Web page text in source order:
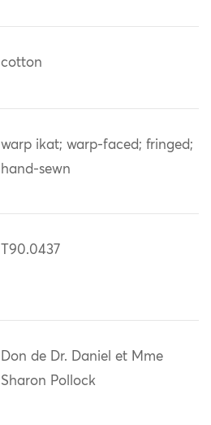
cotton
warp ikat; warp-faced; fringed;
hand-sewn
T90.0437
Don de Dr. Daniel et Mme
Sharon Pollock